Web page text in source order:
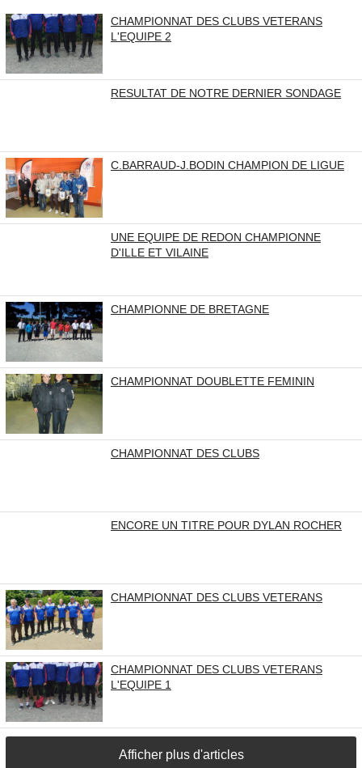
CHAMPIONNAT DES CLUBS VETERANS
L'EQUIPE 2
RESULTAT DE NOTRE DERNIER SONDAGE
C.BARRAUD-J.BODIN CHAMPION DE LIGUE
UNE EQUIPE DE REDON CHAMPIONNE
D'ILLE ET VILAINE
CHAMPIONNE DE BRETAGNE
CHAMPIONNAT DOUBLETTE FEMININ
CHAMPIONNAT DES CLUBS
ENCORE UN TITRE POUR DYLAN ROCHER
CHAMPIONNAT DES CLUBS VETERANS
CHAMPIONNAT DES CLUBS VETERANS
L'EQUIPE 1
Afficher plus d'articles